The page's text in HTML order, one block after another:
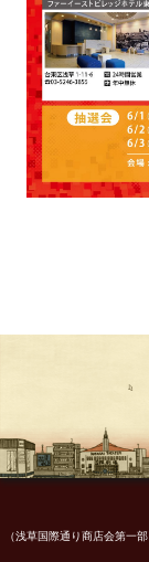
（浅草国際通り商店会第